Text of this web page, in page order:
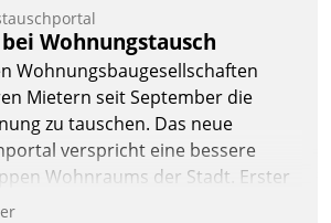
Wohnungstausch
Wohnungsbaugesellschaften
Mietern seit September die
zu tauschen. Das neue
verspricht eine bessere
Wohnraums der Stadt. Erster
Datatrains Lösung API-Hub mit